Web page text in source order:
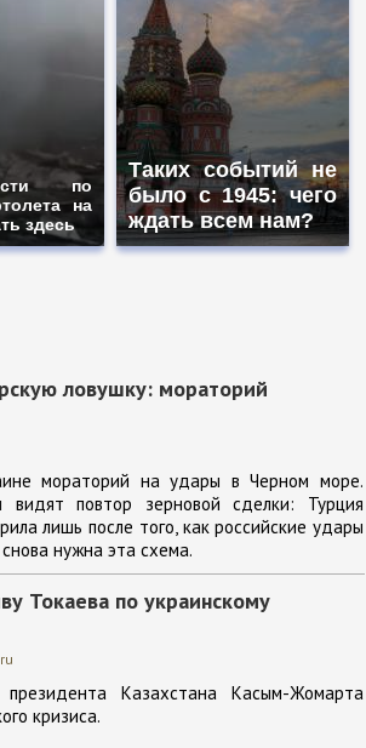
по
на
здесь
Таких событий не
было с 1945: чего
ждать всем нам?
ловушку: мораторий
мораторий на удары в Черном море.
видят повтор зерновой сделки: Турция
лишь после того, как российские удары
нужна эта схема.
Токаева по украинскому
Казахстана Касым-Жомарта
кризиса.